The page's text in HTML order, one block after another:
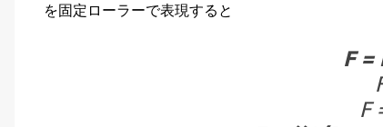
を固定ローラーで表現すると
F =
F